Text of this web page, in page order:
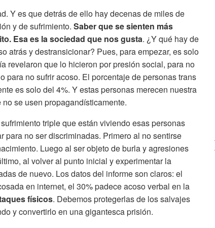
Y es que detrás de ello hay decenas de miles de
y de sufrimiento. Saber que se sienten más
Esa es la sociedad que nos gusta. ¿Y qué hay de
atrás y destransicionar? Pues, para empezar, es solo
revelaron que lo hicieron por presión social, para no
para no sufrir acoso. El porcentaje de personas trans
es solo del 4%. Y estas personas merecen nuestra
se usen propagandísticamente.
triple que están viviendo esas personas
para no ser discriminadas. Primero al no sentirse
Luego al ser objeto de burla y agresiones
al volver al punto inicial y experimentar la
de nuevo. Los datos del informe son claros: el
en internet, el 30% padece acoso verbal en la
físicos. Debemos protegerlas de los salvajes
y convertirlo en una gigantesca prisión.